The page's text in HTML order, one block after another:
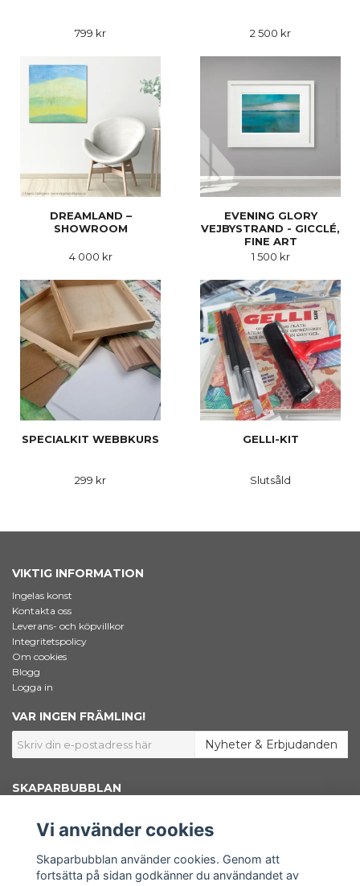
799 kr 2 500 kr
DREAMLAND –
SHOWROOM
4 000 kr
EVENING GLORY
VEJBYSTRAND - GICCLÉ,
FINE ART
1 500 kr
SPECIALKIT WEBBKURS
299 kr
GELLI-KIT
Slutsåld
VIKTIG INFORMATION
Ingelas konst
Kontakta oss
Leverans- och köpvillkor
Integritetspolicy
Om cookies
Blogg
Logga in
VAR INGEN FRÄMLING!
Nyheter & Erbjudanden
SKAPARBUBBLAN
konstnär, grafisk designer och marknadsförare. Här inne i shoppen säljer
jag konstnärsmaterial – Bara väl beprövade favoriter som jag själv väljer
Shoppen är en del av www.skaparbubblan.se. Skaparbubblan i sin
helhet är en plattform, en källa till kunskap och inspiration för dig som
vill få ut mer av ditt konstnärskap.
Vi använder cookies
Skaparbubblan använder cookies. Genom att
fortsätta på sidan godkänner du användandet av